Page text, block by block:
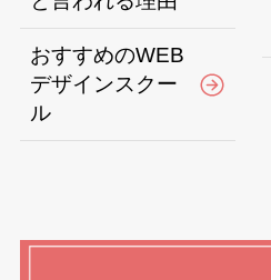
おすすめのWEB
デザインスクー
ル